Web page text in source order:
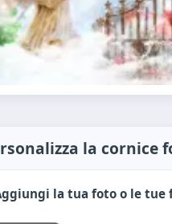
la cornice
la tua foto o le tue